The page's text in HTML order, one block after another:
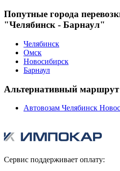
Попутные города
"Челябинск - Барнаул"
Челябинск
Омск
Новосибирск
Барнаул
Альтернативный маршрут
Автовозам Челябинск
Сервис поддерживает оплату: